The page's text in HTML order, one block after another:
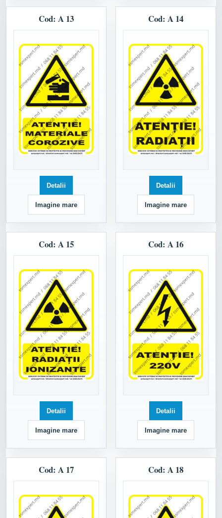
Cod: A 13
Detalii
Imagine mare
Cod: A 14
Detalii
Imagine mare
Cod: A 15
Detalii
Imagine mare
Cod: A 16
Detalii
Imagine mare
Cod: A 17 Cod: A 18